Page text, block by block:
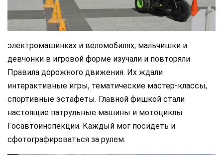
электромашинках и веломобилях, мальчишки и
девчонки в игровой форме изучали и повторяли
Правила дорожного движения. Их ждали
интерактивные игры, тематические мастер-классы,
спортивные эстафеты. Главной фишкой стали
настоящие патрульные машины и мотоциклы
Госавтоинспекции. Каждый мог посидеть и
сфотографироваться за рулем.